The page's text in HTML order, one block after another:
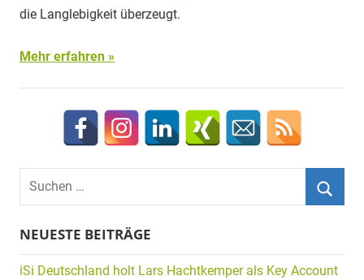
die Langlebigkeit überzeugt.
Mehr erfahren
Suchen
nach:
NEUESTE BEITRÄGE
iSi Deutschland holt Lars Hachtkemper als Key Account